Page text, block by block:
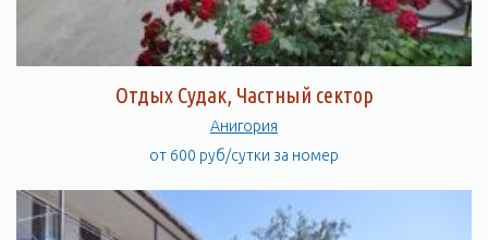
Отдых Судак, Частный сектор
Анигория
от 600 руб/сутки за номер